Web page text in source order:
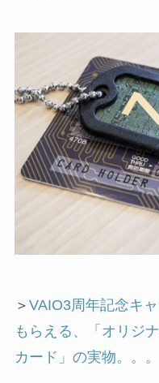
＞ VAIO3周年記念キ
もらえる、「オリジ
カード」の実物。。。